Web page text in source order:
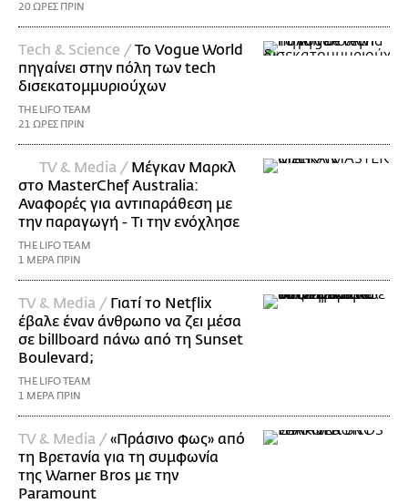
20 ΩΡΕΣ ΠΡΙΝ
Τech & Science / Το Vogue World
πηγαίνει στην πόλη των tech
δισεκατομμυριούχων
THE LIFO TEAM
21 ΩΡΕΣ ΠΡΙΝ
TV & Media / Μέγκαν Μαρκλ
στο MasterChef Australia:
Αναφορές για αντιπαράθεση με
την παραγωγή - Τι την ενόχλησε
THE LIFO TEAM
1 ΜΕΡΑ ΠΡΙΝ
TV & Media / Γιατί το Netflix
έβαλε έναν άνθρωπο να ζει μέσα
σε billboard πάνω από τη Sunset
Boulevard;
THE LIFO TEAM
1 ΜΕΡΑ ΠΡΙΝ
TV & Media / «Πράσινο φως» από
τη Βρετανία για τη συμφωνία
της Warner Bros με την
Paramount